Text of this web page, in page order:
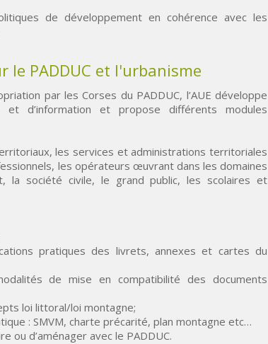
de développement en cohérence avec les
PADDUC et l'urbanisme
par les Corses du PADDUC, l’AUE développe
d’information et propose différents modules
les services et administrations territoriales
les opérateurs œuvrant dans les domaines
la société civile, le grand public, les scolaires et
pratiques des livrets, annexes et cartes du
de mise en compatibilité des documents
loi littoral/loi montagne;
: SMVM, charte précarité, plan montagne etc…
ou d’aménager avec le PADDUC.